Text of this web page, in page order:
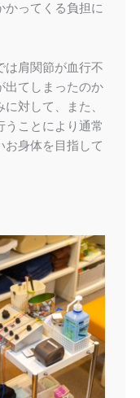
かってくる負担に
は肩関節が血行不
出てしまったのか
対して、また、
うことにより通常
お身体を目指して